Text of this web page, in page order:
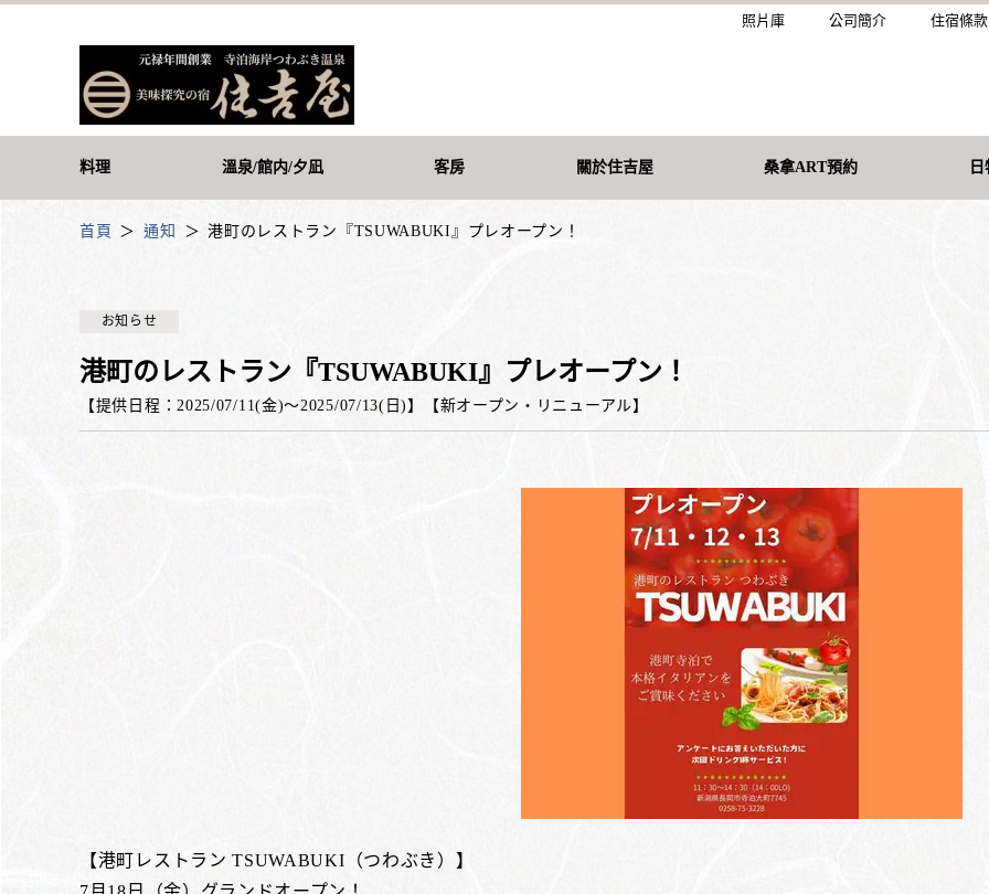
照片庫 公司簡介 住宿條款
料理 溫泉/館内/夕凪 客房 關於住吉屋 桑拿ART預約
首頁 通知 港町のレストラン『TSUWABUKI』プレオープン！
お知らせ
港町のレストラン『TSUWABUKI』プレオープン！
【提供日程：2025/07/11(金)〜2025/07/13(日) 】 【新オープン・リニューアル】
【港町レストラン TSUWABUKI（つわぶき）】